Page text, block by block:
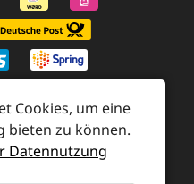
Kontakt
Cookies, um eine
bieten zu können.
Datennutzung